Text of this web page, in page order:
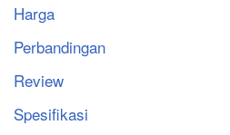
Harga
Perbandingan
Review
Spesifikasi